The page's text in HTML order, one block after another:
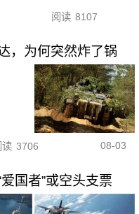
阅读 8107
，为何突然炸了锅
读 3706 08-03
国者”或空头支票